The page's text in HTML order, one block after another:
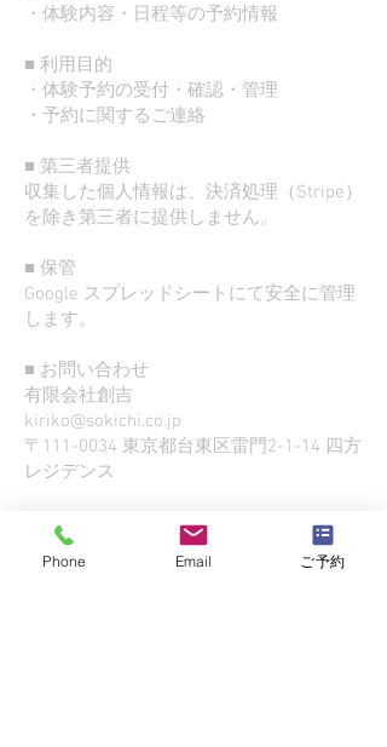
・体験内容・日程等の予約情報
■ 利用目的
・体験予約の受付・確認・管理
・予約に関するご連絡
■ 第三者提供
収集した個人情報は、決済処理（Stripe）
を除き第三者に提供しません。
■ 保管
Google スプレッドシートにて安全に管理
します。
■ お問い合わせ
有限会社創吉
kiriko@sokichi.co.jp
〒111-0034 東京都台東区雷門2-1-14 四方
レジデンス
Phone Email ご予約